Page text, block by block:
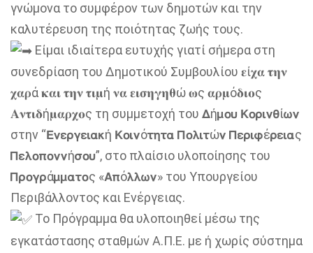
γνώμονα το συμφέρον των δημοτών και την
καλυτέρευση της ποιότητας ζωής τους.
Είμαι ιδιαίτερα ευτυχής γιατί σήμερα στη
συνεδρίαση του Δημοτικού Συμβουλίου 𝛆ί𝛘𝛂 𝛕𝛈𝛎
𝛘𝛂𝛒ά 𝛋𝛂𝛊 𝛕𝛈𝛎 𝛕𝛊𝛍ή 𝛎𝛂 𝛆𝛊𝛔𝛈𝛄𝛈𝛉ώ 𝛚ς 𝛂𝛒𝛍ό𝛅𝛊𝛐ς
𝚨𝛎𝛕𝛊𝛅ή𝛍𝛂𝛒𝛘𝛐ς τη συμμετοχή του 𝝙ή𝝻𝝾𝞄 𝝟𝝾𝞀𝝸𝝼𝝷ί𝞈𝝼
στην “𝝚𝝼𝝴𝞀𝝲𝝴𝝸𝝰𝝹ή 𝝟𝝾𝝸𝝼ό𝞃𝝶𝞃𝝰 𝝥𝝾𝝺𝝸𝞃ώ𝝼 𝝥𝝴𝞀𝝸𝞅έ𝞀𝝴𝝸𝝰ς
𝝥𝝴𝝺𝝾𝝿𝝾𝝼𝝼ή𝞂𝝾𝞄”, στο πλαίσιο υλοποίησης του
𝝥𝞀𝝾𝝲𝞀ά𝝻𝝻𝝰𝞃𝝾ς «𝝖𝝿ό𝝺𝝺𝞈𝝼» του Υπουργείου
Περιβάλλοντος και Ενέργειας.
Το Πρόγραμμα θα υλοποιηθεί μέσω της
εγκατάστασης σταθμών Α.Π.Ε. με ή χωρίς σύστημα